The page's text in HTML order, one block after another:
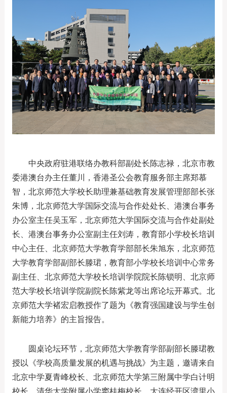
中央政府驻港联络办教科部副处长陈志禄，北京市教
委港澳台办主任董川，香港圣公会教育服务部主席郑慕
智，北京师范大学校长助理兼基础教育发展管理部部长张
朱博，北京师范大学国际交流与合作处处长、港澳台事务
办公室主任吴玉军，北京师范大学国际交流与合作处副处
长、港澳台事务办公室副主任刘涛，教育部小学校长培训
中心主任、北京师范大学教育学部部长朱旭东，北京师范
大学教育学部副部长滕珺，教育部小学校长培训中心常务
副主任、北京师范大学校长培训学院院长陈锁明、北京师
范大学校长培训学院副院长陈紫龙等出席论坛开幕式。北
京师范大学褚宏启教授作了题为《教育强国建设与学生创
新能力培养》的主旨报告。
圆桌论坛环节，北京师范大学教育学部副部长滕珺教
授以《学校高质量发展的机遇与挑战》为主题，邀请来自
北京中学夏青峰校长、北京师范大学第三附属中学白计明
校长、清华大学附属小学窦桂梅校长、大连经开区湾里小